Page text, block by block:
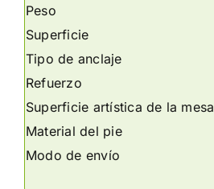
Peso
Superficie
Tipo de anclaje
Refuerzo
Superficie artística de la mesa
Material del pie
Modo de envío